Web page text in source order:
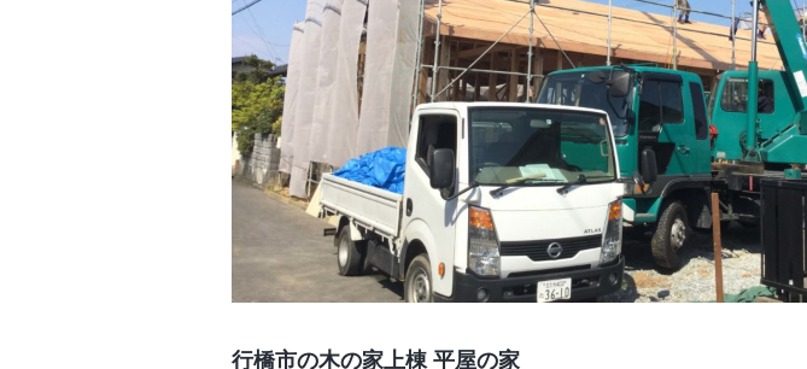
行橋市の木の家上棟 平屋の家